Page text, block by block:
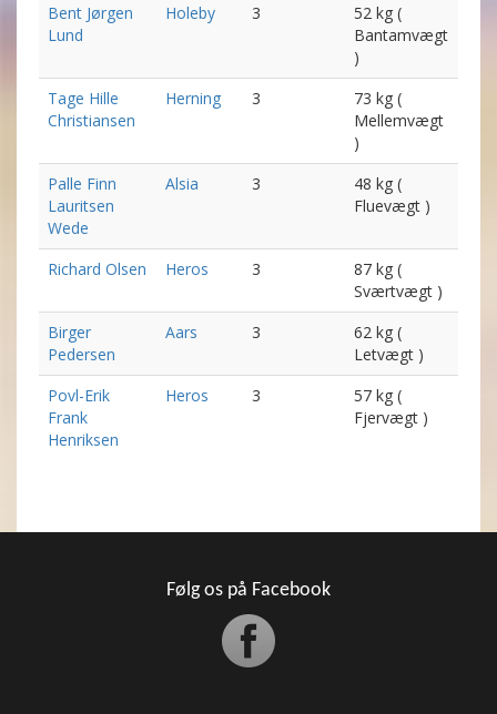
Bent Jørgen
Lund
Holeby 3
52 kg (
Bantamvægt
)
Tage Hille
Christiansen
Herning 3
73 kg (
Mellemvægt
)
Palle Finn
Lauritsen
Wede
Alsia 3
48 kg (
Fluevægt )
Richard Olsen Heros 3
87 kg (
Sværtvægt )
Birger
Pedersen
Aars 3
62 kg (
Letvægt )
Povl-Erik
Frank
Henriksen
Heros 3
57 kg (
Fjervægt )
Følg os på Facebook